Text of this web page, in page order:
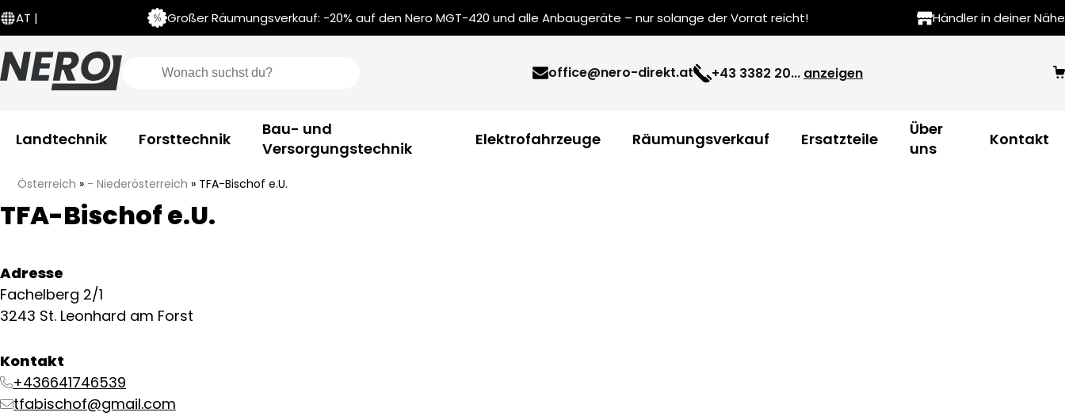
AT | Großer Räumungsverkauf: -20% auf den Nero MGT-420 und alle Anbaugeräte – nur solange der Vorrat reicht! Händler in deiner Nähe
office@nero-direkt.at +43 3382 20... anzeigen
Landtechnik Forsttechnik
Bau- und
Versorgungstechnik
Elektrofahrzeuge Räumungsverkauf Ersatzteile
Über
uns
Kontakt
Österreich » - Niederösterreich » TFA-Bischof e.U.
TFA-Bischof e.U.
Adresse
Fachelberg 2/1
3243 St. Leonhard am Forst
Kontakt
+436641746539
tfabischof@gmail.com